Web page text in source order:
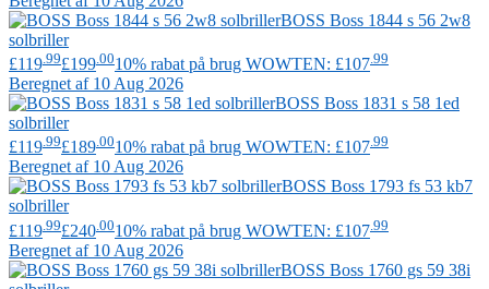
BOSS Boss 1844 s 56 2w8
solbriller
£119 .99£199 .0010% rabat på brug WOWTEN: £107 .99
Beregnet af 10 Aug 2026
BOSS Boss 1831 s 58 1ed
solbriller
£119.99£189.0010% rabat på brug WOWTEN: £107.99
Beregnet af 10 Aug 2026
BOSS Boss 1793 fs 53 kb7
solbriller
£119 .99£240 .0010% rabat på brug WOWTEN: £107 .99
Beregnet af 10 Aug 2026
BOSS Boss 1760 gs 59 38i